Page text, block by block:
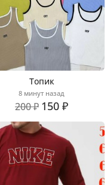
Топик
8 минут назад
200 ₽ 150 ₽